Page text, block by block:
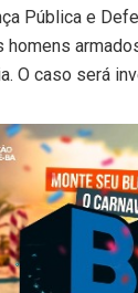
Pública e
O caso será